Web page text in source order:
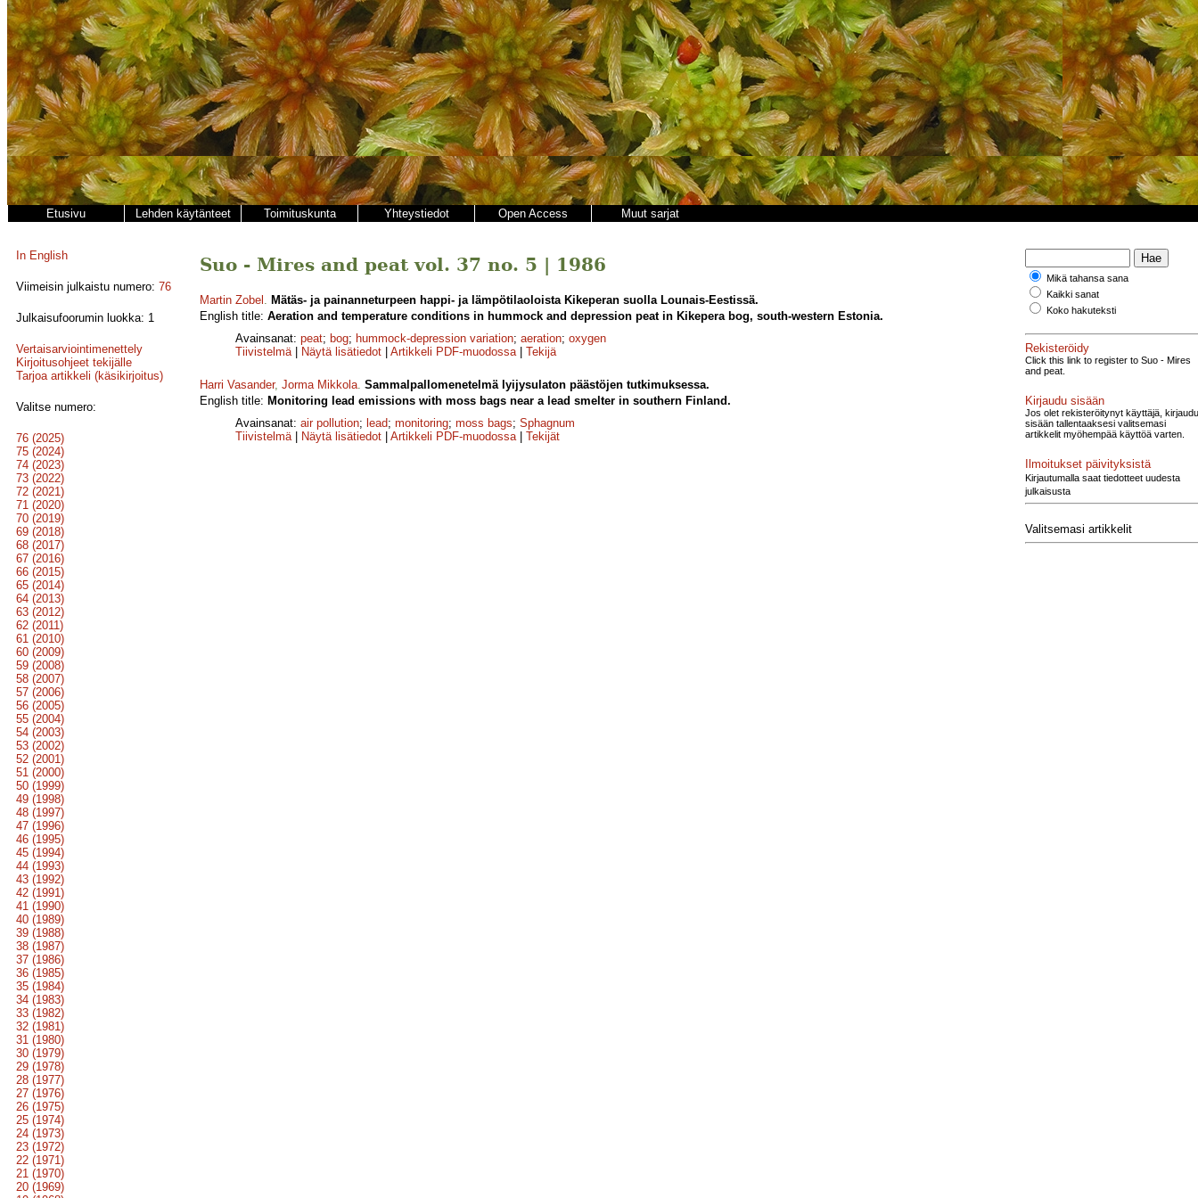
Etusivu Lehden käytänteet Toimituskunta Yhteystiedot Open Access Muut sarjat
In English
Viimeisin julkaistu numero: 76
Julkaisufoorumin luokka: 1
Vertaisarviointimenettely
Kirjoitusohjeet tekijälle
Tarjoa artikkeli (käsikirjoitus)
Valitse numero:
76 (2025)
75 (2024)
74 (2023)
73 (2022)
72 (2021)
71 (2020)
70 (2019)
69 (2018)
68 (2017)
67 (2016)
66 (2015)
65 (2014)
64 (2013)
63 (2012)
62 (2011)
61 (2010)
60 (2009)
59 (2008)
58 (2007)
57 (2006)
56 (2005)
55 (2004)
54 (2003)
53 (2002)
52 (2001)
51 (2000)
50 (1999)
49 (1998)
48 (1997)
47 (1996)
46 (1995)
45 (1994)
44 (1993)
43 (1992)
42 (1991)
41 (1990)
40 (1989)
39 (1988)
38 (1987)
37 (1986)
36 (1985)
35 (1984)
34 (1983)
33 (1982)
32 (1981)
31 (1980)
30 (1979)
29 (1978)
28 (1977)
27 (1976)
26 (1975)
25 (1974)
24 (1973)
23 (1972)
22 (1971)
21 (1970)
20 (1969)
Suo - Mires and peat vol. 37 no. 5 | 1986
Martin Zobel . Mätäs- ja painanneturpeen happi- ja lämpötilaoloista Kikeperan suolla Lounais-Eestissä.
English title: Aeration and temperature conditions in hummock and depression peat in Kikepera bog, south-western Estonia.
Avainsanat: peat; bog; hummock-depression variation; aeration; oxygen
Tiivistelmä| Näytä lisätiedot Artikkeli PDF-muodossa| Tekijä
Harri Vasander, Jorma Mikkola. Sammalpallomenetelmä lyijysulaton päästöjen tutkimuksessa.
English title: Monitoring lead emissions with moss bags near a lead smelter in southern Finland.
Avainsanat: air pollution; lead; monitoring; moss bags; Sphagnum
Tiivistelmä| Näytä lisätiedot Artikkeli PDF-muodossa| Tekijät
Mikä tahansa sana
Kaikki sanat
Koko hakuteksti
Rekisteröidy
Click this link to register to Suo - Mires
and peat.
Kirjaudu sisään
Jos olet rekisteröitynyt käyttäjä, kirjaudu
sisään tallentaaksesi valitsemasi
artikkelit myöhempää käyttöä varten.
Ilmoitukset päivityksistä
Kirjautumalla saat tiedotteet uudesta
julkaisusta
Valitsemasi artikkelit